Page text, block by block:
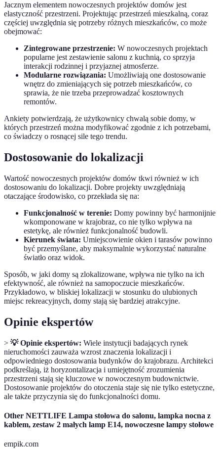
Jacznym elementem nowoczesnych projektów domów jest
elastyczność przestrzeni. Projektując przestrzeń mieszkalną, coraz
częściej uwzględnia się potrzeby różnych mieszkańców, co może
obejmować:
Zintegrowane przestrzenie: W nowoczesnych projektach
popularne jest zestawienie salonu z kuchnią, co sprzyja
interakcji rodzinnej i przyjaznej atmosferze.
Modularne rozwiązania: Umożliwiają one dostosowanie
wnętrz do zmieniających się potrzeb mieszkańców, co
sprawia, że nie trzeba przeprowadzać kosztownych
remontów.
Ankiety potwierdzają, że użytkownicy chwalą sobie domy, w
których przestrzeń można modyfikować zgodnie z ich potrzebami,
co świadczy o rosnącej sile tego trendu.
Dostosowanie do lokalizacji
Wartość nowoczesnych projektów domów tkwi również w ich
dostosowaniu do lokalizacji. Dobre projekty uwzględniają
otaczające środowisko, co przekłada się na:
Funkcjonalność w terenie: Domy powinny być harmonijnie
wkomponowane w krajobraz, co nie tylko wpływa na
estetykę, ale również funkcjonalność budowli.
Kierunek świata: Umiejscowienie okien i tarasów powinno
być przemyślane, aby maksymalnie wykorzystać naturalne
światło oraz widok.
Sposób, w jaki domy są zlokalizowane, wpływa nie tylko na ich
efektywność, ale również na samopoczucie mieszkańców.
Przykładowo, w bliskiej lokalizacji w stosunku do ulubionych
miejsc rekreacyjnych, domy stają się bardziej atrakcyjne.
Opinie ekspertów
> 💡 Opinie ekspertów: Wiele instytucji badających rynek
nieruchomości zauważa wzrost znaczenia lokalizacji i
odpowiedniego dostosowania budynków do krajobrazu. Architekci
podkreślają, iż horyzontalizacja i umiejętność zrozumienia
przestrzeni stają się kluczowe w nowoczesnym budownictwie.
Dostosowanie projektów do otoczenia staje się nie tylko estetyczne,
ale także przyczynia się do funkcjonalności domu.
Other NETTLIFE Lampa stołowa do salonu, lampka nocna z
kablem, zestaw 2 małych lamp E14, nowoczesne lampy stołowe
empik.com